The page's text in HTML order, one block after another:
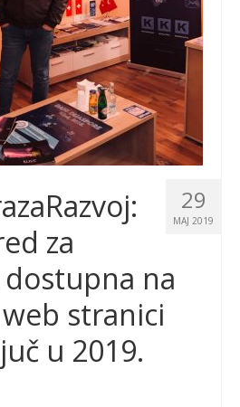
29
MAJ 2019
za
na
stranici
u 2019.